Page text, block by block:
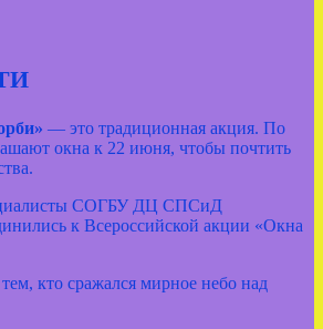
— это традиционная акция. По
окна к 22 июня, чтобы почтить
СОГБУ ДЦ СПСиД
к Всероссийской акции «Окна
кто сражался мирное небо над